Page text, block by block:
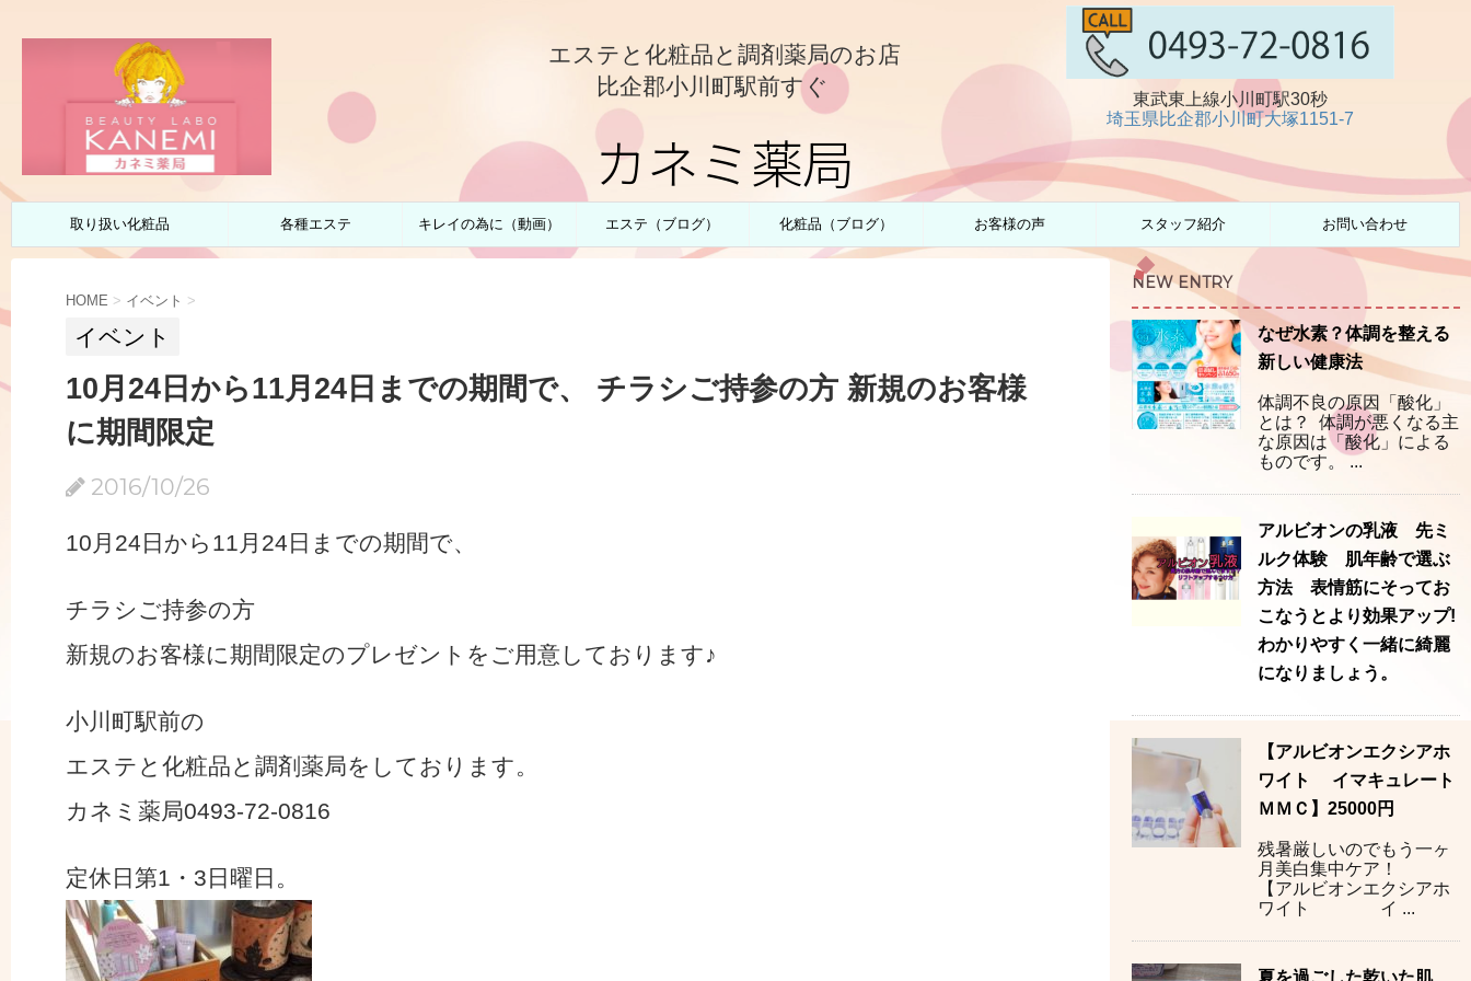
エステと化粧品と調剤薬局のお店
比企郡小川町駅前すぐ
カネミ薬局
東武東上線小川町駅30秒
埼玉県比企郡小川町大塚1151-7
取り扱い化粧品 各種エステ キレイの為に（動画） エステ（ブログ） 化粧品（ブログ） お客様の声 スタッフ紹介 お問い合わせ
HOME > イベント >
イベント
10月24日から11月24日までの期間で、 チラシご持参の方 新規のお客様
に期間限定
2016/10/26
10月24日から11月24日までの期間で、
チラシご持参の方
新規のお客様に期間限定のプレゼントをご用意しております♪
小川町駅前の
エステと化粧品と調剤薬局をしております。
カネミ薬局0493-72-0816
定休日第1・3日曜日。
NEW ENTRY
なぜ水素？体調を整える
新しい健康法
体調不良の原因「酸化」
とは？ 体調が悪くなる主
な原因は「酸化」による
ものです。 ...
アルビオンの乳液 先ミ
ルク体験 肌年齢で選ぶ
方法 表情筋にそってお
こなうとより効果アップ!
わかりやすく一緒に綺麗
になりましょう。
【アルビオンエクシアホ
ワイト イマキュレート
ＭＭＣ】25000円
残暑厳しいのでもう一ヶ
月美白集中ケア！
【アルビオンエクシアホ
ワイト イ ...
夏を過ごした乾いた肌